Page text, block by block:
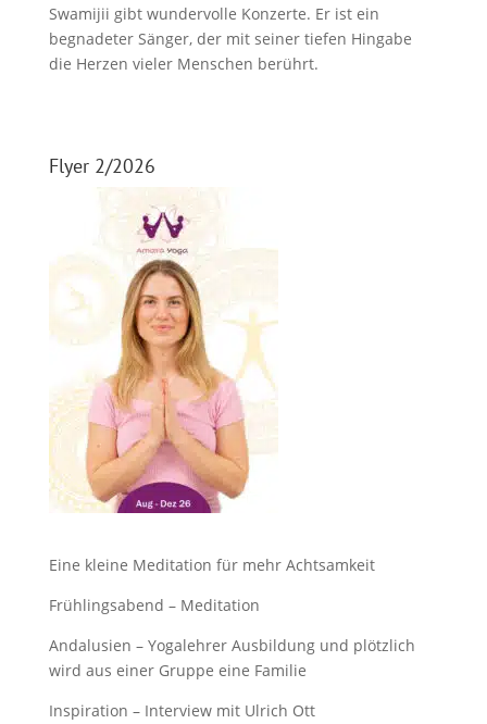
Swamijii gibt wundervolle Konzerte. Er ist ein
begnadeter Sänger, der mit seiner tiefen Hingabe
die Herzen vieler Menschen berührt.
Flyer 2/2026
Eine kleine Meditation für mehr Achtsamkeit
Frühlingsabend – Meditation
Andalusien – Yogalehrer Ausbildung und plötzlich
wird aus einer Gruppe eine Familie
Inspiration – Interview mit Ulrich Ott